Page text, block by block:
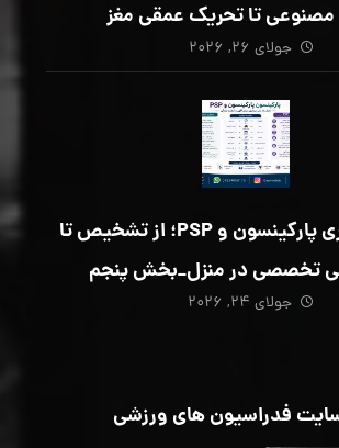
تا تحریک عمقی مغز
جولای ۲۶, ۲۰۲۶
تفاوت بیماری پارکینسون و PSP؛ از تشخیص تا
تخصصی در منزل_بخش پنجم
جولای ۲۴, ۲۰۲۶
فدراسیون های ورزشی